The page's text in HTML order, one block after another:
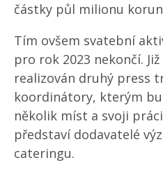
částky půl milionu
Tím ovšem svatební
pro rok 2023 nekončí.
realizován druhý press
koordinátory, kterým
několik míst a svoji
představí dodavatelé
cateringu.